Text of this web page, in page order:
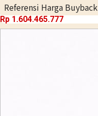
Referensi Harga Buyback
Rp 1.604.465.777